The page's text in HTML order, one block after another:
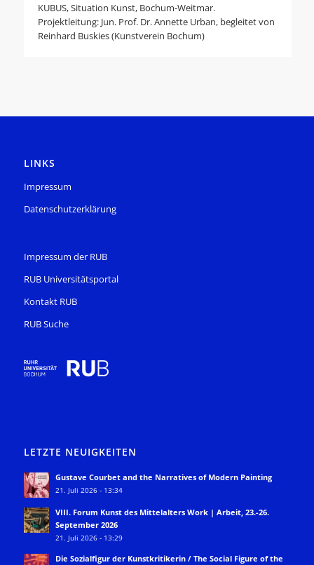
KUBUS, Situation Kunst, Bochum-Weitmar.
Projektleitung: Jun. Prof. Dr. Annette Urban, begleitet von
Reinhard Buskies (Kunstverein Bochum)
LINKS
Impressum
Datenschutzerklärung
Impressum der RUB
RUB Universitätsportal
Kontakt RUB
RUB Suche
LETZTE NEUIGKEITEN
Gustave Courbet and the Narratives of Modern Painting
21. Juli 2026 - 13:34
VIII. Forum Kunst des Mittelalters Work | Arbeit, 23.-26.
September 2026
21. Juli 2026 - 13:29
Die Sozialfigur der Kunstkritikerin / The Social Figure of the